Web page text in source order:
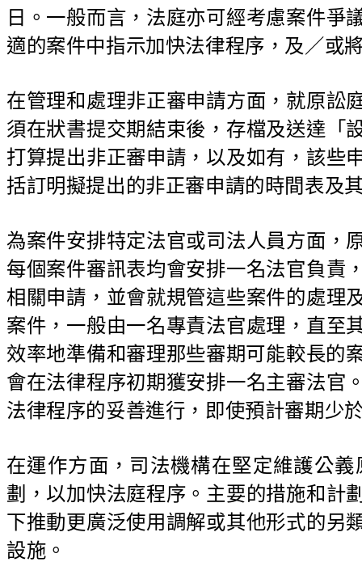
日。一般而言，法庭亦可經考慮案件爭
適的案件中指示加快法律程序，及／或
在管理和處理非正審申請方面，就原訟
須在狀書提交期結束後，存檔及送達「
打算提出非正審申請，以及如有，該些
括訂明擬提出的非正審申請的時間表及
為案件安排特定法官或司法人員方面，
每個案件審訊表均會安排一名法官負責
相關申請，並會就規管這些案件的處理
案件，一般由一名專責法官處理，直至
效率地準備和審理那些審期可能較長的
會在法律程序初期獲安排一名主審法官
法律程序的妥善進行，即使預計審期少
在運作方面，司法機構在堅定維護公
劃，以加快法庭程序。主要的措施和計
下推動更廣泛使用調解或其他形式的另
設施。